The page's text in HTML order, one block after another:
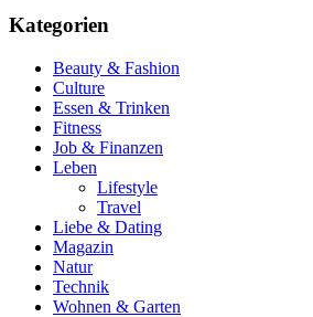
Kategorien
Beauty & Fashion
Culture
Essen & Trinken
Fitness
Job & Finanzen
Leben
Lifestyle
Travel
Liebe & Dating
Magazin
Natur
Technik
Wohnen & Garten